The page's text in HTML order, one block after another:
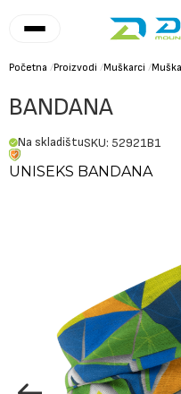
Početna /Proizvodi /Muškarci /
BANDANA
Na skladištuSKU: 52921B1
UNISEKS BANDANA